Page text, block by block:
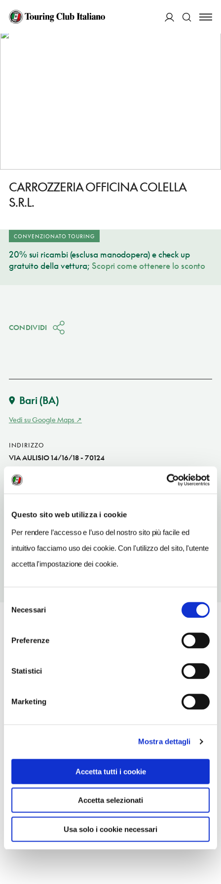
Questo sito web utilizza i cookie
Per rendere l’accesso e l’uso del nostro sito più facile ed
intuitivo facciamo uso dei cookie. Con l'utilizzo del sito, l'utente
accetta l'impostazione dei cookie.
delNecessari
Preferenze
Statistici
Marketing
Mostra dettagli
Accetta tutti i cookie
Accetta selezionati
Usa solo i cookie necessari
HOME
CARROZZERIA OFFICINA COLELLA S.R.L.
CARROZZERIA OFFICINA COLELLA
S.R.L.
CONVENZIONATO TOURING
20% sui ricambi (esclusa manodopera) e check up
gratuito della vettura; Scopri come ottenere lo sconto
CONDIVIDI
Bari(BA)
Vedi su Google Maps
INDIRIZZO
VIA AULISIO 14/16/18 - 70124
Puglia IT
info@autocarrozzeriacolella.it
TELEFONO
0805492427